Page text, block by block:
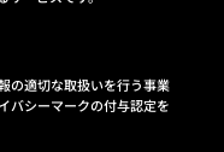
の適切な取扱いを行う事業
バシーマークの付与認定を